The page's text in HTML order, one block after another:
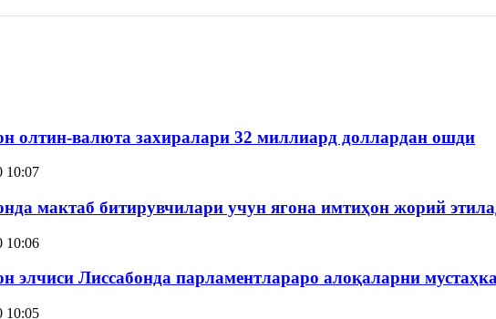
олтин-валюта захиралари 32 миллиард доллардан ошди
10:07
мактаб битирувчилари учун ягона имтиҳон жорий
10:06
элчиси Лиссабонда парламентлараро алоқаларни
10:05